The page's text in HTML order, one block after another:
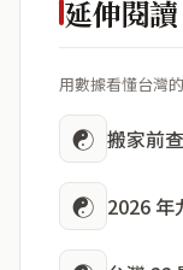
延伸閱讀
用數據看懂台灣
☯ 搬家前
☯ 2026 年